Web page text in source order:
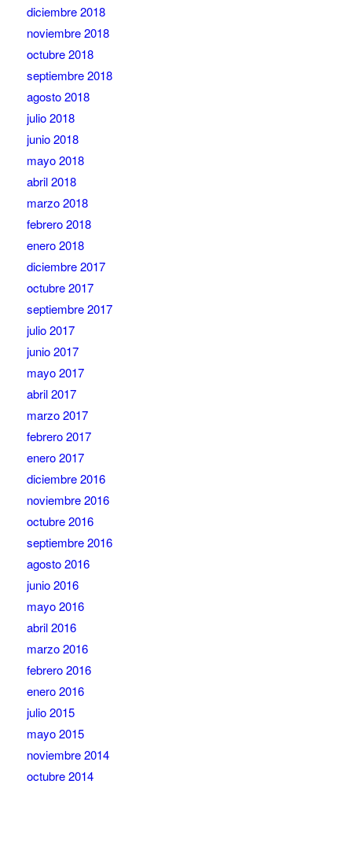
diciembre 2018
noviembre 2018
octubre 2018
septiembre 2018
agosto 2018
julio 2018
junio 2018
mayo 2018
abril 2018
marzo 2018
febrero 2018
enero 2018
diciembre 2017
octubre 2017
septiembre 2017
julio 2017
junio 2017
mayo 2017
abril 2017
marzo 2017
febrero 2017
enero 2017
diciembre 2016
noviembre 2016
octubre 2016
septiembre 2016
agosto 2016
junio 2016
mayo 2016
abril 2016
marzo 2016
febrero 2016
enero 2016
julio 2015
mayo 2015
noviembre 2014
octubre 2014